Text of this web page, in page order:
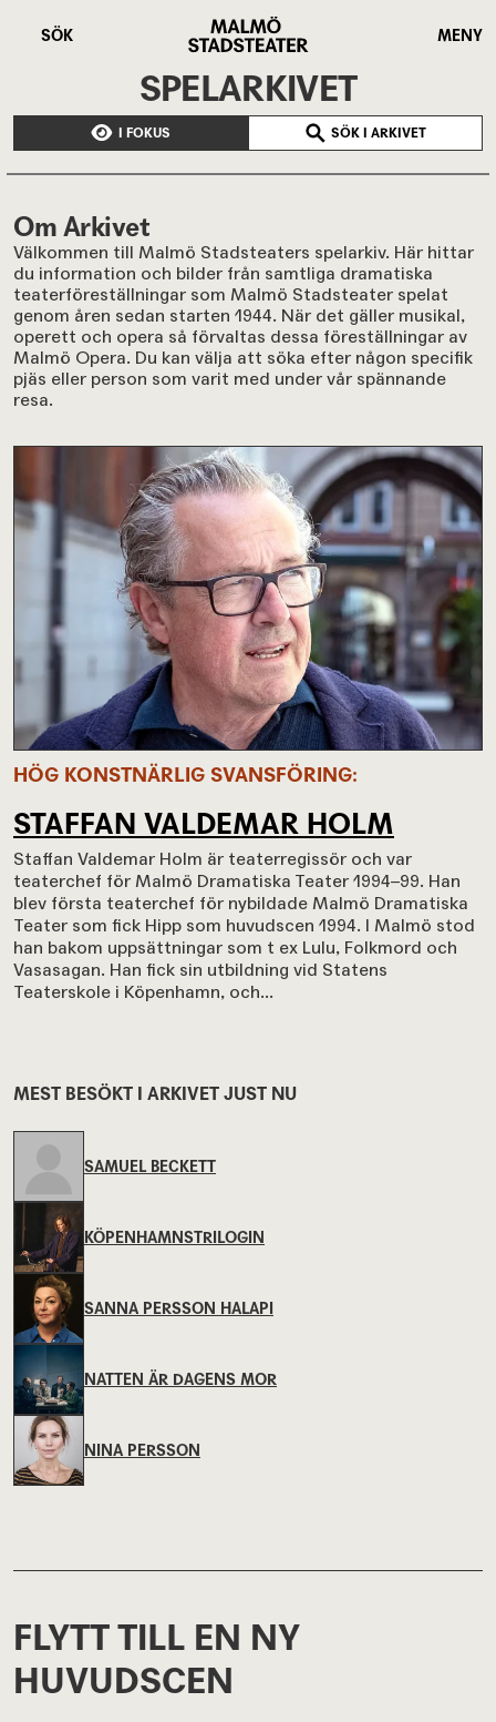
SÖK
Stadsteater
MENY
SPELARKIVET
I FOKUS SÖK I ARKIVET
Om Arkivet
Välkommen till Malmö Stadsteaters spelarkiv. Här hittar
du information och bilder från samtliga dramatiska
teaterföreställningar som Malmö Stadsteater spelat
genom åren sedan starten 1944. När det gäller musikal,
operett och opera så förvaltas dessa föreställningar av
Malmö Opera. Du kan välja att söka efter någon specifik
pjäs eller person som varit med under vår spännande
resa.
HÖG KONSTNÄRLIG SVANSFÖRING
STAFFAN VALDEMAR HOLM
Staffan Valdemar Holm är teaterregissör och var
teaterchef för Malmö Dramatiska Teater 1994–99. Han
blev första teaterchef för nybildade Malmö Dramatiska
Teater som fick Hipp som huvudscen 1994. I Malmö stod
han bakom uppsättningar som t ex Lulu, Folkmord och
Vasasagan. Han fick sin utbildning vid Statens
Teaterskole i Köpenhamn, och...
MEST BESÖKT I ARKIVET JUST NU
SAMUEL BECKETT
KÖPENHAMNSTRILOGIN
SANNA PERSSON HALAPI
NATTEN ÄR DAGENS MOR
NINA PERSSON
FLYTT TILL EN NY
HUVUDSCEN